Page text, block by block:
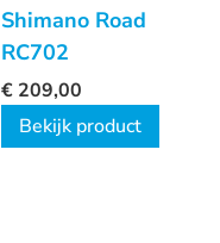
Shimano Road
RC702
€ 209,00
Bekijk product